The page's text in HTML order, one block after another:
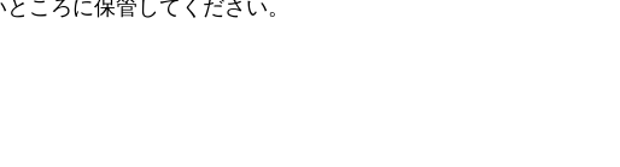
ころに保管してください。